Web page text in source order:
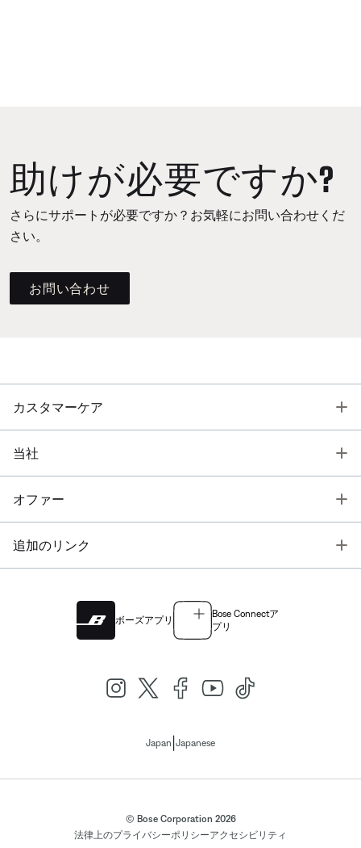
助けが必要ですか?
さらにサポートが必要ですか？お気軽にお問い合わせくだ
さい。
お問い合わせ
カスタマーケア
当社
オファー
追加のリンク
ボーズアプリ
Bose Connectア
プリ
Japan Japanese
© Bose Corporation 2026
法律上のプライバシーポリシーアクセシビリティ